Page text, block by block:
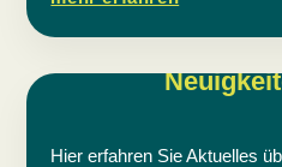
Hier erfahren Sie Aktuelles